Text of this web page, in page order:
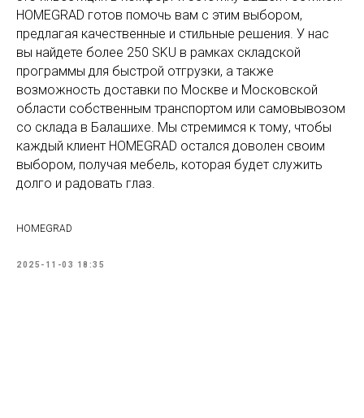
HOMEGRAD готов помочь вам с этим выбором,
предлагая качественные и стильные решения. У нас
вы найдете более 250 SKU в рамках складской
программы для быстрой отгрузки, а также
возможность доставки по Москве и Московской
области собственным транспортом или самовывозом
со склада в Балашихе. Мы стремимся к тому, чтобы
каждый клиент HOMEGRAD остался доволен своим
выбором, получая мебель, которая будет служить
долго и радовать глаз.
HOMEGRAD
2025-11-03 18:35